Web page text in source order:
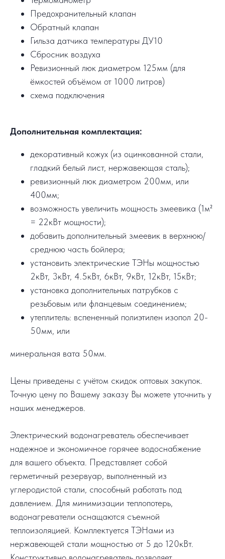
Предохранительный клапан
Обратный клапан
Гильза датчика температуры ДУ10
Сбросник воздуха
Ревизионный люк диаметром 125мм (для
ёмкостей объёмом от 1000 литров)
схема подключения
Дополнительная комплектация:
декоративный кожух (из оцинкованной стали,
гладкий белый лист, нержавеющая сталь);
ревизионный люк диаметром 200мм, или
400мм;
возможность увеличить мощность змеевика (1м²
= 22кВт мощности);
добавить дополнительный змеевик в верхнюю/
среднюю часть бойлера;
установить электрические ТЭНы мощностью
2кВт, 3кВт, 4.5кВт, 6кВт, 9кВт, 12кВт, 15кВт;
установка дополнительных патрубков с
резьбовым или фланцевым соединением;
утеплитель: вспененный полиэтилен изопол 20-
50мм, или
минеральная вата 50мм.
Цены приведены с учётом скидок оптовых закупок.
Точную цену по Вашему заказу Вы можете уточнить у
наших менеджеров.
Электрический водонагреватель обеспечивает
надежное и экономичное горячее водоснабжение
для вашего объекта. Представляет собой
герметичный резервуар, выполненный из
углеродистой стали, способный работать под
давлением. Для минимизации теплопотерь,
водонагреватели оснащаются съемной
теплоизоляцией. Комплектуется ТЭНами из
нержавеющей стали мощностью от 5 до 120кВт.